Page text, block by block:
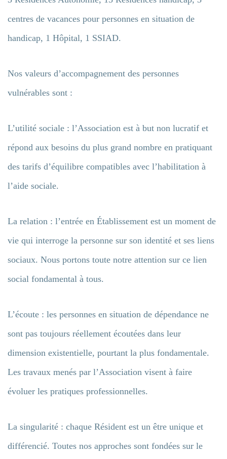
centres de vacances pour personnes en situation de
handicap, 1 Hôpital, 1 SSIAD.
Nos valeurs d’accompagnement des personnes
vulnérables sont :
L’utilité sociale : l’Association est à but non lucratif et
répond aux besoins du plus grand nombre en pratiquant
des tarifs d’équilibre compatibles avec l’habilitation à
l’aide sociale.
La relation : l’entrée en Établissement est un moment de
vie qui interroge la personne sur son identité et ses liens
sociaux. Nous portons toute notre attention sur ce lien
social fondamental à tous.
L’écoute : les personnes en situation de dépendance ne
sont pas toujours réellement écoutées dans leur
dimension existentielle, pourtant la plus fondamentale.
Les travaux menés par l’Association visent à faire
évoluer les pratiques professionnelles.
La singularité : chaque Résident est un être unique et
différencié. Toutes nos approches sont fondées sur le